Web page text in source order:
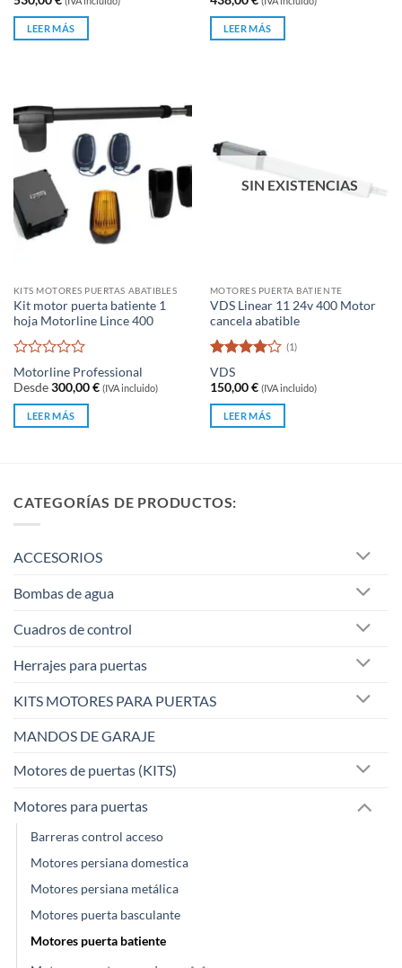
0
5
LEER MÁS
0
5
LEER MÁS
KITS MOTORES PUERTAS ABATIBLES
Kit motor puerta batiente 1
hoja Motorline Lince 400
Valorado
con
0
5
Motorline Professional
Desde 300,00€ (IVA incluido)
LEER MÁS
SIN EXISTENCIAS
MOTORES PUERTA BATIENTE
VDS Linear 11 24v 400 Motor
cancela abatible
Valorado
con4de
5
(1)
VDS
150,00€ (IVA incluido)
LEER MÁS
CATEGORÍAS DE PRODUCTOS:
ACCESORIOS
Bombas de agua
Cuadros de control
Herrajes para puertas
KITS MOTORES PARA PUERTAS
MANDOS DE GARAJE
Motores de puertas (KITS)
Motores para puertas
Barreras control acceso
Motores persiana domestica
Motores persiana metálica
Motores puerta basculante
Motores puerta batiente